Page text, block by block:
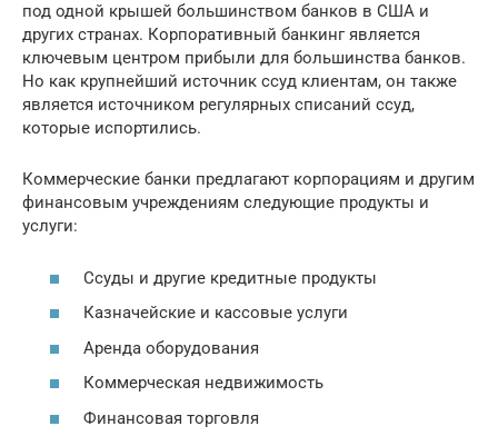
под одной крышей большинством банков в США и
других странах. Корпоративный банкинг является
ключевым центром прибыли для большинства банков.
Но как крупнейший источник ссуд клиентам, он также
является источником регулярных списаний ссуд,
которые испортились.
Коммерческие банки предлагают корпорациям и другим
финансовым учреждениям следующие продукты и
услуги:
Ссуды и другие кредитные продукты
Казначейские и кассовые услуги
Аренда оборудования
Коммерческая недвижимость
Финансовая торговля